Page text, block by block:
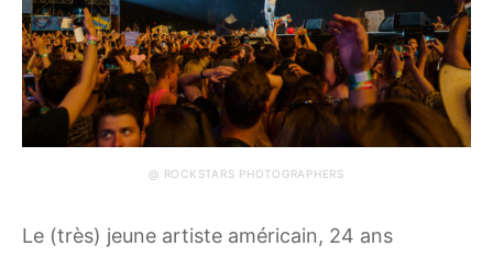
@ ROCKSTARS PHOTOGRAPHERS
Le (très) jeune artiste américain, 24 ans